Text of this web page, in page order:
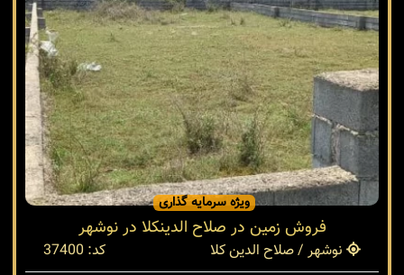
ویژه سرمایه گذاری
فروش زمین در صلاح الدینکلا در نوشهر
نوشهر / صلاح الدین کلا
کد: 37400